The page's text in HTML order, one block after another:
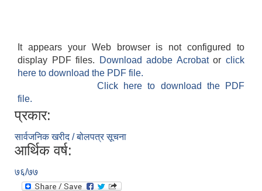
It appears your Web browser is not configured to
display PDF files.
Download adobe Acrobatorclick
here to download the PDF file.
Click here to download the PDF
file.
प्रकार:
सार्वजनिक खरीद / बोलपत्र सूचना
आर्थिक वर्ष:
७६/७७